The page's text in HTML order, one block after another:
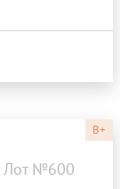
B+
Лот №600